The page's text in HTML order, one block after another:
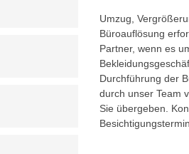
Umzug,
Büroauflösung
Partner, wenn es
Durchführung der
durch unser Team
Sie übergeben.